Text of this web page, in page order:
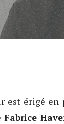
est érigé en
Fabrice